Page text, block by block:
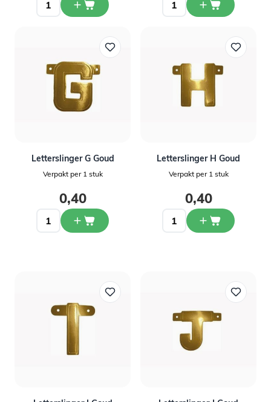
Letterslinger G Goud
Verpakt per 1 stuk
0,40
Letterslinger H Goud
Verpakt per 1 stuk
0,40